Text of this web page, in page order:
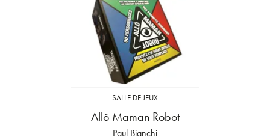
SALLE DE JEUX
Allô Maman Robot
Paul Bianchi